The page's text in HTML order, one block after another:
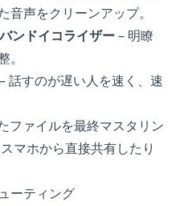
音声をクリーンアップ。
ンドイコライザー– 明瞭
– 話すのが遅い人を速く、速
ファイルを最終マスタリン
マホから直接共有したり
ーティング